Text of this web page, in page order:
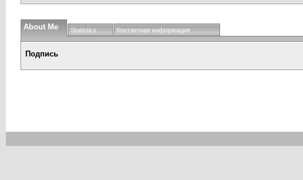
About Me Statistics Контактная информация
Подпись